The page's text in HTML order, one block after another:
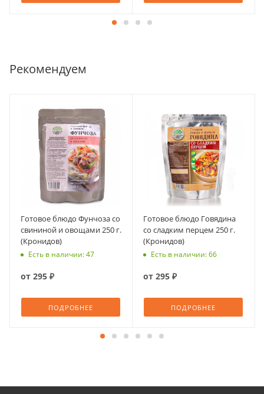
Рекомендуем
Готовое блюдо Фунчоза со
свининой и овощами 250 г.
(Кронидов)
Есть в наличии: 47
от 295 ₽
ПОДРОБНЕЕ
Готовое блюдо Говядина
со сладким перцем 250 г.
(Кронидов)
Есть в наличии: 66
от 295 ₽
ПОДРОБНЕЕ